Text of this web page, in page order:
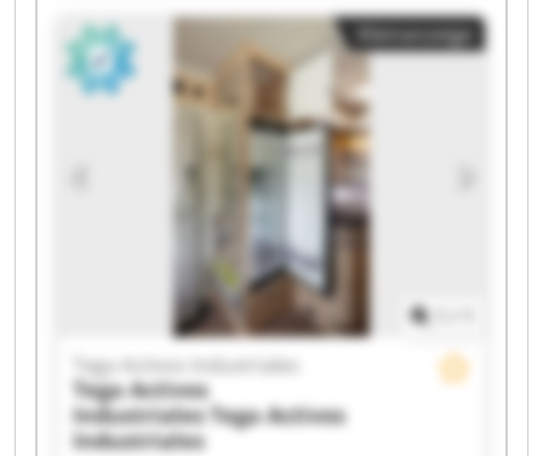
Industriales Tega Activos Industriales Tega
Activos Industriales Tega Activos Industriales
Tega Activos Industriales Tega Activos
Industriales Tega Activos Industriales Tega
Activos Industriales Tega Activos Industriales
Tega Activos Industriales Tega Activos
Industriales Tega Activos Industriales Tega
Activos Industriales Tega Activos Industriales
Kleinanzeige
Tega Activos Industriales
Tega Activos
Industriales Tega Activos
Industriales